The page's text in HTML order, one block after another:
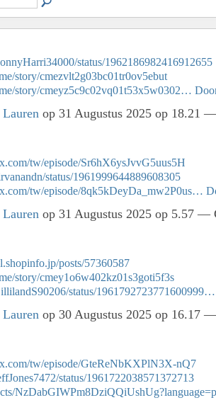
status/1962186982416912655
story/cmezvlt2g03bc01tr0ov5ebut
story/cmeyz5c9c02vq01t53x5w0302…
Lauren op 31 Augustus 2025 op 18.21
tw/episode/Sr6hX6ysJvvG5uus5H
status/1961999644889608305
tw/episode/8qk5kDeyDa_mw2P0us…
Lauren op 31 Augustus 2025 op 5.57 —
posts/57360587
story/cmey1o6w402kz01s3goti5f3s
status/1961792723771600999…
Lauren op 30 Augustus 2025 op 16.17
tw/episode/GteReNbKXPlN3X-nQ7
status/1961722038571372713